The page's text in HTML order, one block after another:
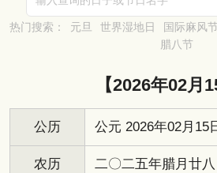
热门搜索： 元旦 世界湿地日 国际麻风
腊八节
【2026年02月
公历 公元 2026年02月15
农历 二〇二五年腊月廿八